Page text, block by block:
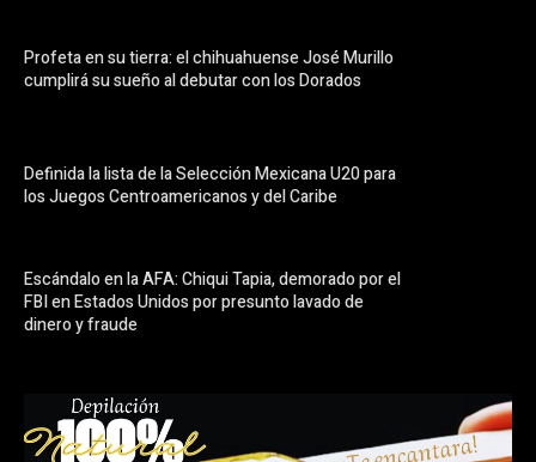
Profeta en su tierra: el chihuahuense José Murillo
cumplirá su sueño al debutar con los Dorados
Definida la lista de la Selección Mexicana U20 para
los Juegos Centroamericanos y del Caribe
Escándalo en la AFA: Chiqui Tapia, demorado por el
FBI en Estados Unidos por presunto lavado de
dinero y fraude